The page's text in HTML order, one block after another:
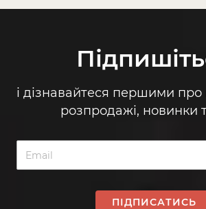
і дізнавайтеся першими
розпродажі, новинки
ПІДПИСАТИСЬ